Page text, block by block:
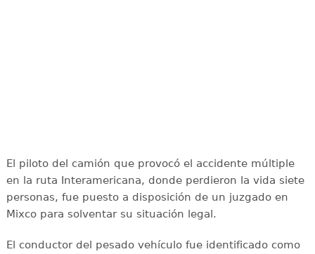
El piloto del camión que provocó el accidente múltiple
en la ruta Interamericana, donde perdieron la vida siete
personas, fue puesto a disposición de un juzgado en
Mixco para solventar su situación legal.
El conductor del pesado vehículo fue identificado como